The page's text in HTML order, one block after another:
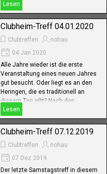
Der dortige Faschingsverein hatte
die Halle vorgeschmückt, der ACN
verschönerte noch etwas nach dem
festlich eingedeckt, es konnte
losgehen.
Lesen
Clubheim-Treff 04.01.2020
Clubtreffen
nohau
04 Jan 2020
Alle Jahre wieder ist die erste
Veranstaltung eines neuen Jahres
gut besucht. Oder liegt es an den
Heringen, die es traditionell an
diesem Tag gibt? Nach den
gegenseitigen guten Wünschen
zum neuen Jahr konnte man sich
den von Inge Müller
Lesen
Clubheim-Treff 07.12.2019
Clubtreffen
nohau
07 Dez 2019
Der letzte Samstagstreff in diesem